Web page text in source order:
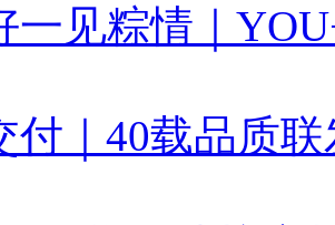
一见粽情｜
付｜40载品质